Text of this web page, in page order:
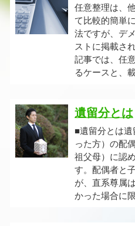
任意整理は、
て比較的簡単
法ですが、デ
ストに掲載さ
記事では、任
るケースと、
遺留分とは
■遺留分とは
った方）の配
祖父母）に認
す。配偶者と
が、直系尊属
かった場合に